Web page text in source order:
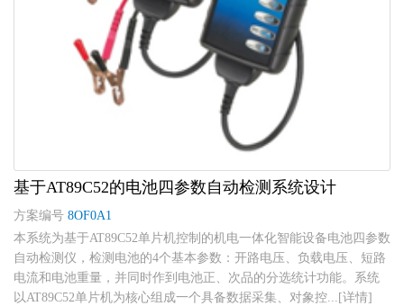
基于AT89C52的电池四参数自动检测系统设计
方案编号 8OF0A1
本系统为基于AT89C52单片机控制的机电一体化智能设备电池四参数
自动检测仪，检测电池的4个基本参数：开路电压、负载电压、短路
电流和电池重量，并同时作到电池正、次品的分选统计功能。系统
以AT89C52单片机为核心组成一个具备数据采集、对象控...[详情]